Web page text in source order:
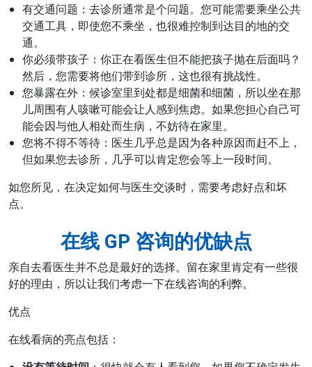
有交通问题：去诊所通常是个问题。您可能需要乘坐公共
交通工具，即使您不乘坐，也很难控制到达目的地的交
通。
你必须带孩子：你正在看医生但不能把孩子抛在后面吗？
然后，您需要将他们带到诊所，这也很有挑战性。
您暴露在外：候诊室里到处都是细菌和细菌，所以坐在那
儿周围有人咳嗽可能会让人感到焦虑。如果您担心自己可
能会因与他人相处而生病，不妨待在家里。
您将不得不等待：医生几乎总是因为各种原因而赶不上，
但如果您去诊所，几乎可以肯定您会等上一段时间。
如您所见，在决定如何与医生交谈时，需要考虑好点和坏
点。
在线 GP 咨询的优缺点
亲自去看医生并不总是最好的选择。留在家里肯定有一些很
好的理由，所以让我们考虑一下在线咨询的利弊。
优点
在线看病的亮点包括：